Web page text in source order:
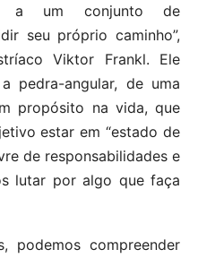
a um conjunto de
seu próprio caminho”,
Viktor Frankl. Ele
pedra-angular, de uma
propósito na vida, que
estar em “estado de
de responsabilidades e
lutar por algo que faça
podemos compreender